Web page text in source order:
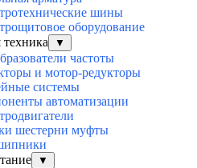
шины
оборудование
▼
частоты
и мотор-редукторы
системы
автоматизации
шестерни муфты
▼